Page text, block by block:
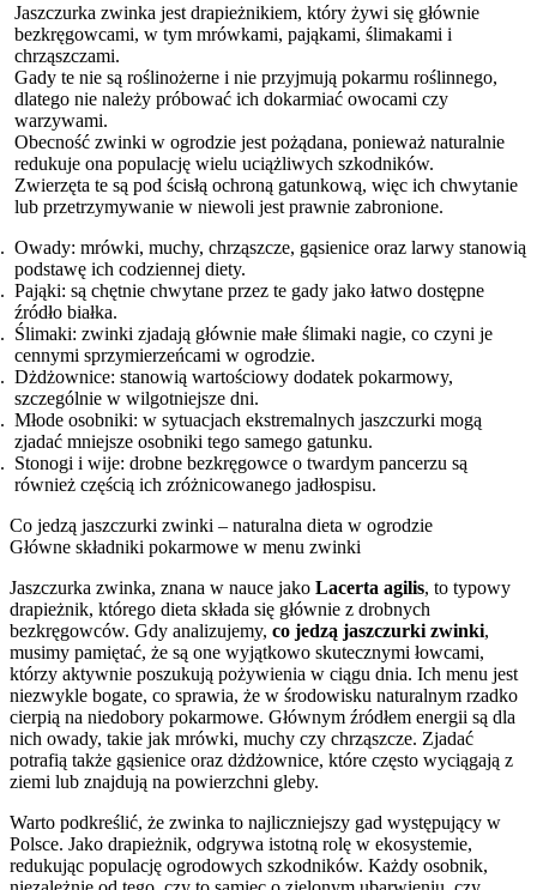
Jaszczurka zwinka jest drapieżnikiem, który żywi się głównie
bezkręgowcami, w tym mrówkami, pająkami, ślimakami i
chrząszczami.
Gady te nie są roślinożerne i nie przyjmują pokarmu roślinnego,
dlatego nie należy próbować ich dokarmiać owocami czy
warzywami.
Obecność zwinki w ogrodzie jest pożądana, ponieważ naturalnie
redukuje ona populację wielu uciążliwych szkodników.
Zwierzęta te są pod ścisłą ochroną gatunkową, więc ich chwytanie
lub przetrzymywanie w niewoli jest prawnie zabronione.
Owady: mrówki, muchy, chrząszcze, gąsienice oraz larwy stanowią
podstawę ich codziennej diety.
Pająki: są chętnie chwytane przez te gady jako łatwo dostępne
źródło białka.
Ślimaki: zwinki zjadają głównie małe ślimaki nagie, co czyni je
cennymi sprzymierzeńcami w ogrodzie.
Dżdżownice: stanowią wartościowy dodatek pokarmowy,
szczególnie w wilgotniejsze dni.
Młode osobniki: w sytuacjach ekstremalnych jaszczurki mogą
zjadać mniejsze osobniki tego samego gatunku.
Stonogi i wije: drobne bezkręgowce o twardym pancerzu są
również częścią ich zróżnicowanego jadłospisu.
Co jedzą jaszczurki zwinki – naturalna dieta w ogrodzie
Główne składniki pokarmowe w menu zwinki
Jaszczurka zwinka, znana w nauce jako Lacerta agilis, to typowy
drapieżnik, którego dieta składa się głównie z drobnych
bezkręgowców. Gdy analizujemy, co jedzą jaszczurki zwinki,
musimy pamiętać, że są one wyjątkowo skutecznymi łowcami,
którzy aktywnie poszukują pożywienia w ciągu dnia. Ich menu jest
niezwykle bogate, co sprawia, że w środowisku naturalnym rzadko
cierpią na niedobory pokarmowe. Głównym źródłem energii są dla
nich owady, takie jak mrówki, muchy czy chrząszcze. Zjadać
potrafią także gąsienice oraz dżdżownice, które często wyciągają z
ziemi lub znajdują na powierzchni gleby.
Warto podkreślić, że zwinka to najliczniejszy gad występujący w
Polsce. Jako drapieżnik, odgrywa istotną rolę w ekosystemie,
redukując populację ogrodowych szkodników. Każdy osobnik,